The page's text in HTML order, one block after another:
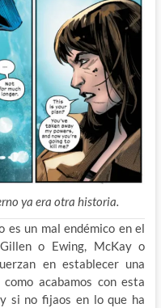
ya era otra historia.
es un mal endémico en el
o Ewing, McKay o
en establecer una
acabamos con esta
si no fijaos en lo que ha